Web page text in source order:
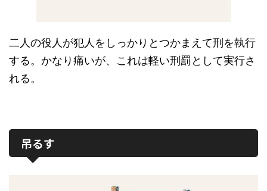
二人の役人が犯人をしっかりとつかまえて刑を執行
する。かなり痛いが、これは軽い刑罰として実行さ
れる。
吊るす